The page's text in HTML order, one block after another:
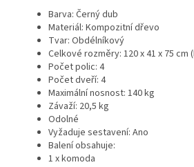
Barva: Černý dub
Materiál: Kompozitní dřevo
Tvar: Obdélníkový
Celkové rozměry: 120 x 41 x 75 cm
Počet polic: 4
Počet dveří: 4
Maximální nosnost: 140 kg
Závaží: 20,5 kg
Odolné
Vyžaduje sestavení: Ano
Balení obsahuje:
1 x komoda